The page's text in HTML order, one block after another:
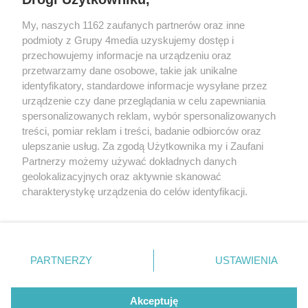
REKLAMA
Reklama Kontakt
Informacja o Nadawcy
Szukaj
My, naszych 1162 zaufanych partnerów oraz inne
podmioty z Grupy 4media uzyskujemy dostęp i
przechowujemy informacje na urządzeniu oraz
przetwarzamy dane osobowe, takie jak unikalne
identyfikatory, standardowe informacje wysyłane przez
urządzenie czy dane przeglądania w celu zapewniania
spersonalizowanych reklam, wybór spersonalizowanych
treści, pomiar reklam i treści, badanie odbiorców oraz
ulepszanie usług. Za zgodą Użytkownika my i Zaufani
Partnerzy możemy używać dokładnych danych
geolokalizacyjnych oraz aktywnie skanować
charakterystykę urządzenia do celów identyfikacji.
zmienić/wycofać klikając przycisk ustawień prywatności
znajdujący się w lewym dolnym rogu strony
. Niektóre
użytkownika, ale masz prawo sprzeciwić się takiemu
PARTNERZY USTAWIENIA
Akceptuję